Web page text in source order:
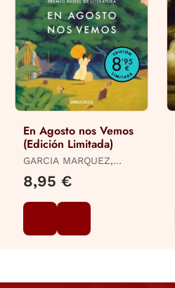
En Agosto nos Vemos
(Edición Limitada)
GARCIA MARQUEZ,
GABRIEL
8,95 €